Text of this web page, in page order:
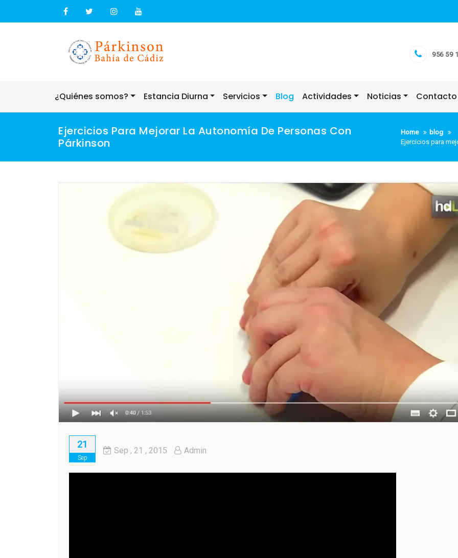
956 59
¿Quiénes somos? Estancia Diurna Servicios Blog Actividades Noticias Contacto
Ejercicios Para Mejorar La Autonomía De Personas Con
Párkinson
Home
blog
Ejercicios para
21
Sep
Sep , 21 , 2015 Admin